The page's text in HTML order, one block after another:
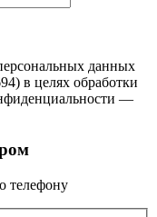
данных
в целях обработки
—
телефону